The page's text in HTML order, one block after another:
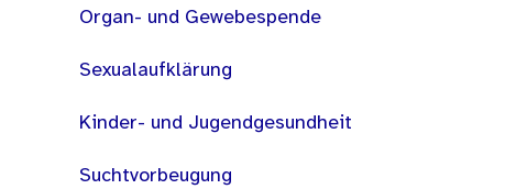
Organ- und Gewebespende
Sexualaufklärung
Kinder- und Jugendgesundheit
Suchtvorbeugung